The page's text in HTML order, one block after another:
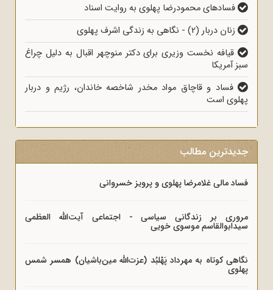
فسادهای محمودرضا پهلوی به روایت اسناد
زنان دربار (2) - نگاهی به زندگی اشرف پهلوی
قیافه نخست وزیری برای دکتر منوچهر اقبال به دلیل چراغ
سبز آمریکا
فساد و قاچاق مواد مخدر شاخصه خاندان، رژیم و دربار
پهلوی است
جدیدترین مطالب
فساد مالی غلامرضا پهلوی و پرویز خسروانی
مروری بر زندگانی سیاسی - اجتماعی آیت‌الله العظمی
سیدابوالقاسم موسوی خویی
نگاهی کوتاه به مهرداد پَهْلبُد (عزت‌الله مین‌باشیان) همسر شمس
پهلوی